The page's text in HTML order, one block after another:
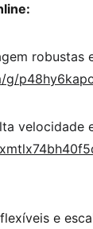
robustas
g/
velocidade
e